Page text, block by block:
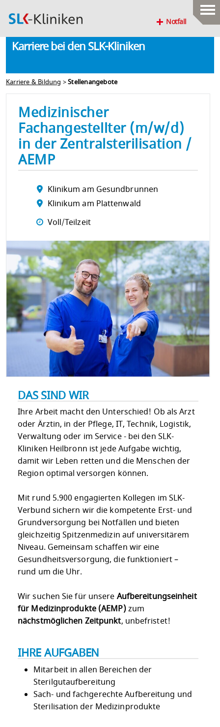
Notfall
Karriere bei den SLK-Kliniken
Karriere & Bildung >Stellenangebote
Medizinischer
Fachangestellter (m/w/d)
in der Zentralsterilisation /
AEMP
Klinikum am Gesundbrunnen
Klinikum am Plattenwald
Voll/Teilzeit
DAS SIND WIR
Ihre Arbeit macht den Unterschied! Ob als Arzt
oder Ärztin, in der Pflege, IT, Technik, Logistik,
Verwaltung oder im Service - bei den SLK-
Kliniken Heilbronn ist jede Aufgabe wichtig,
damit wir Leben retten und die Menschen der
Region optimal versorgen können.
Mit rund 5.900 engagierten Kollegen im SLK-
Verbund sichern wir die kompetente Erst- und
Grundversorgung bei Notfällen und bieten
gleichzeitig Spitzenmedizin auf universitärem
Niveau. Gemeinsam schaffen wir eine
Gesundheitsversorgung, die funktioniert –
rund um die Uhr.
Wir suchen Sie für unsere Aufbereitungseinheit
für Medizinprodukte (AEMP)zum
nächstmöglichen Zeitpunkt, unbefristet!
IHRE AUFGABEN
Mitarbeit in allen Bereichen der
Sterilgutaufbereitung
Sach- und fachgerechte Aufbereitung und
Sterilisation der Medizinprodukte